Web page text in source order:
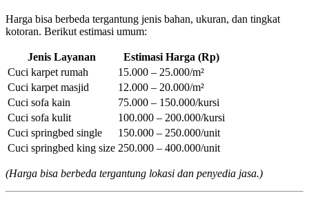
Harga bisa berbeda tergantung jenis bahan, ukuran, dan tingkat
kotoran. Berikut estimasi umum:
Jenis Layanan
Estimasi Harga (Rp)
Cuci karpet rumah
15.000 – 25.000/m²
Cuci karpet masjid
12.000 – 20.000/m²
Cuci sofa kain
75.000 – 150.000/kursi
Cuci sofa kulit
100.000 – 200.000/kursi
Cuci springbed single
150.000 – 250.000/unit
Cuci springbed king size 250.000 – 400.000/unit
(Harga bisa berbeda tergantung lokasi dan penyedia jasa.)